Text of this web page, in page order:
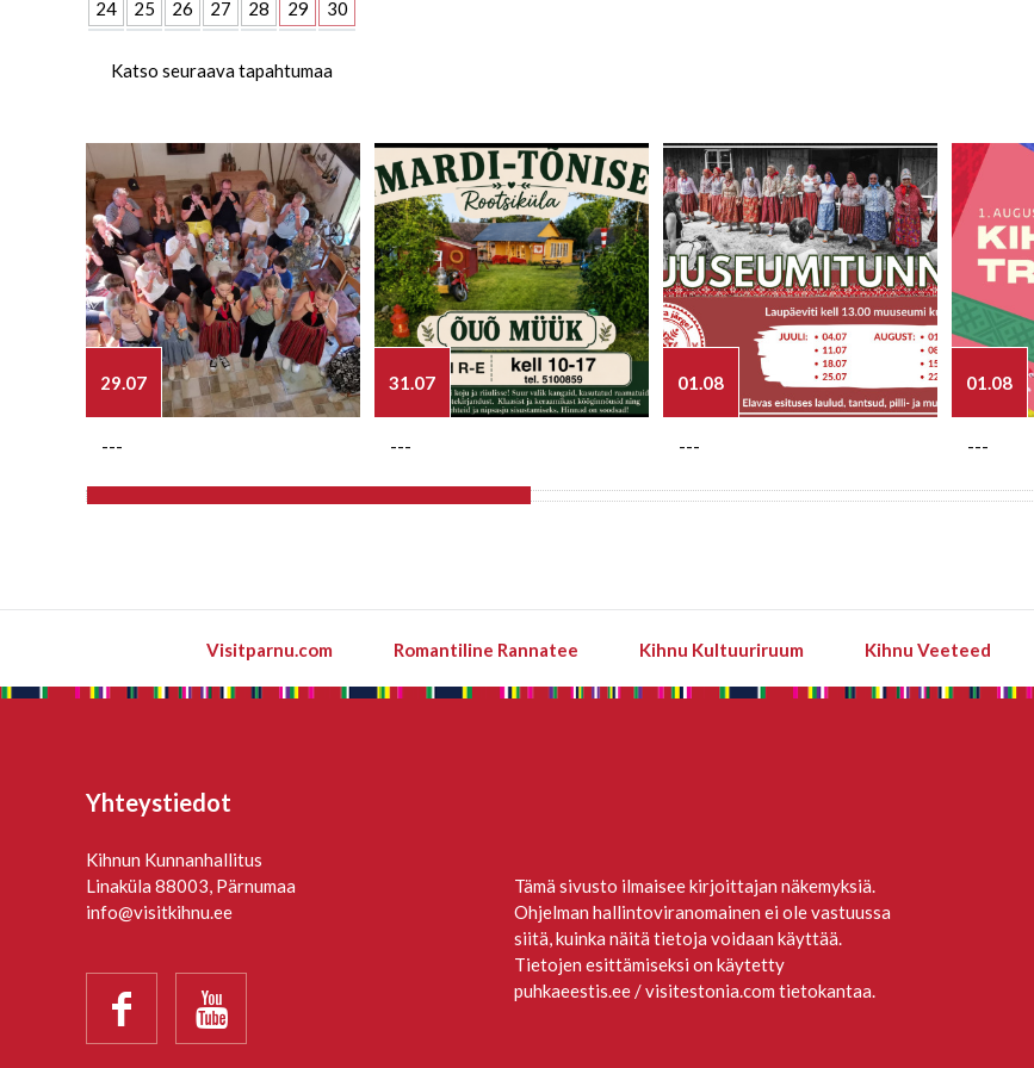
24
25 26 27 28 29 30
Katso seuraava tapahtumaa
29.07
---
31.07
---
01.08
---
01.08
---
Visitparnu.com Romantiline Rannatee Kihnu Kultuuriruum Kihnu Veeteed
Yhteystiedot
Kihnun Kunnanhallitus
Linaküla 88003, Pärnumaa
info@visitkihnu.ee
 
Tämä sivusto ilmaisee kirjoittajan näkemyksiä.
Ohjelman hallintoviranomainen ei ole vastuussa
siitä, kuinka näitä tietoja voidaan käyttää.
Tietojen esittämiseksi on käytetty
puhkaeestis.ee / visitestonia.com tietokantaa.